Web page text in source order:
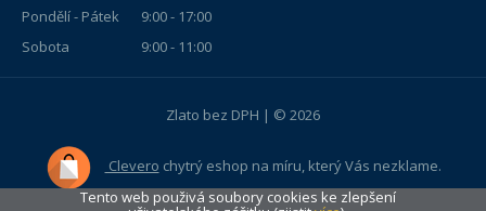
Pondělí - Pátek
9:00 - 17:00
Sobota
9:00 - 11:00
Zlato bez DPH | © 2026
Clevero chytrý eshop na míru, který Vás nezklame.
Tento web použivá soubory cookies ke zlepšení